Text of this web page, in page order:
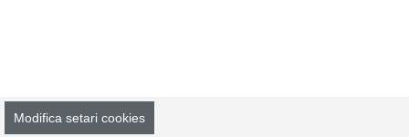
Modifica setari cookies